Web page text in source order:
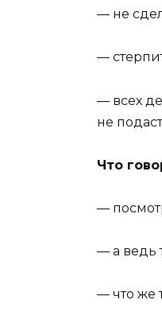
— не
—
— всех
не
Что
—
— а ведь
— что же